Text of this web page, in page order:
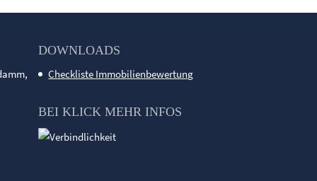
DOWNLOADS
Checkliste Immobilienbewertung
BEI KLICK MEHR INFOS